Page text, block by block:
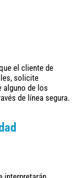
el cliente de
solicite
de los
de línea segura.